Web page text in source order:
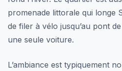
promenade littorale qui longe
de filer à vélo jusqu’au pont
une seule voiture.
L’ambiance est typiquement